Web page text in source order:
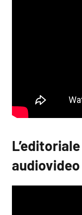
audiovideo